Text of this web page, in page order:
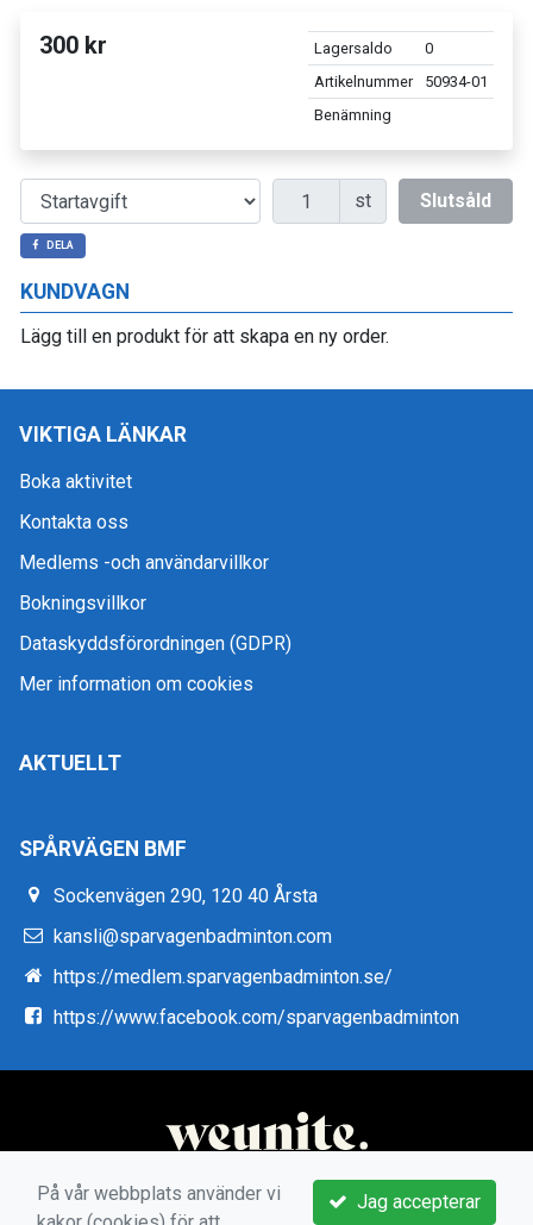
KUNDVAGN
Lägg till en produkt för att skapa en ny order.
300 kr Lagersaldo
0
Artikelnummer
50934-01
Benämning
Antal st Slutsåld
DELA
VIKTIGA LÄNKAR
Boka aktivitet
Kontakta oss
Medlems -och användarvillkor
Bokningsvillkor
Dataskyddsförordningen (GDPR)
Mer information om cookies
AKTUELLT
SPÅRVÄGEN BMF
Sockenvägen 290, 120 40 Årsta
kansli@sparvagenbadminton.com
https://medlem.sparvagenbadminton.se/
https://www.facebook.com/sparvagenbadminton
Jag accepterar
På vår webbplats använder vi